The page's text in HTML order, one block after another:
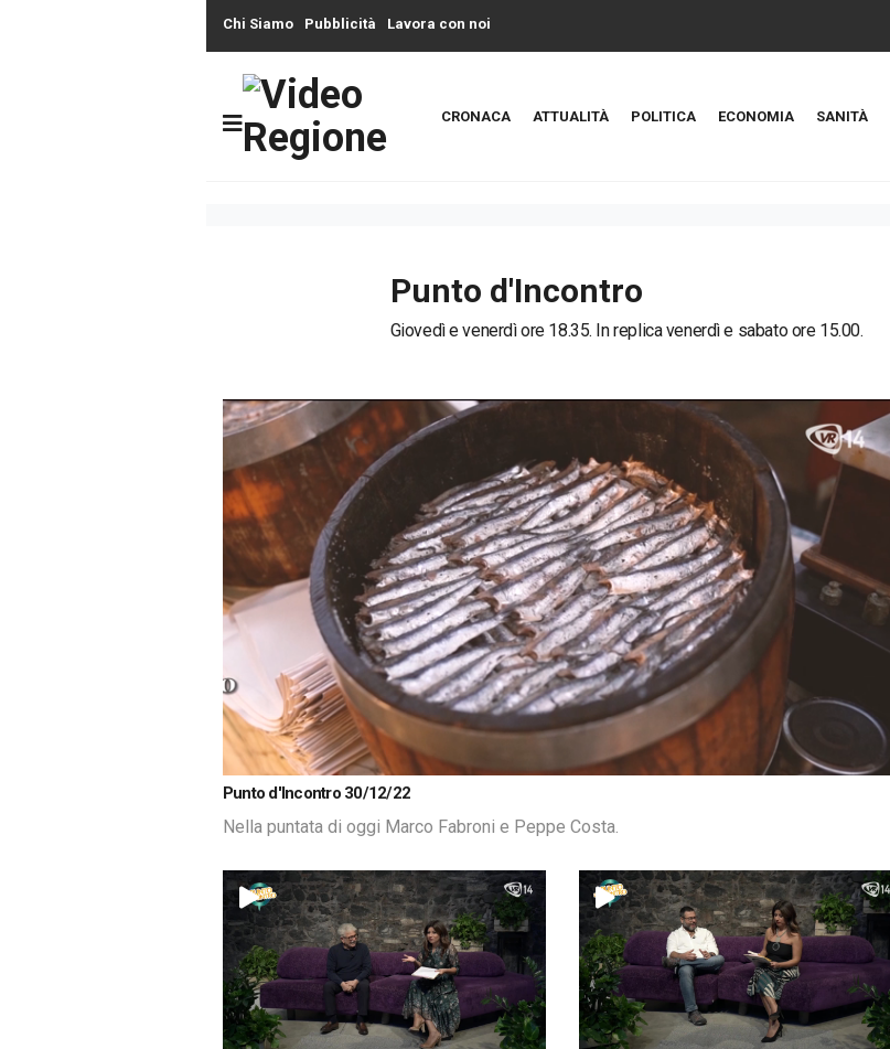
Chi Siamo Pubblicità Lavora con noi
CRONACA ATTUALITÀ POLITICA ECONOMIA SANITÀ
Punto d'Incontro
Giovedì e venerdì ore 18.35. In replica venerdì e sabato ore 15.00.
Unmute Loaded :
2.78%
Punto d'Incontro 30/12/22
Nella puntata di oggi Marco Fabroni e Peppe Costa.